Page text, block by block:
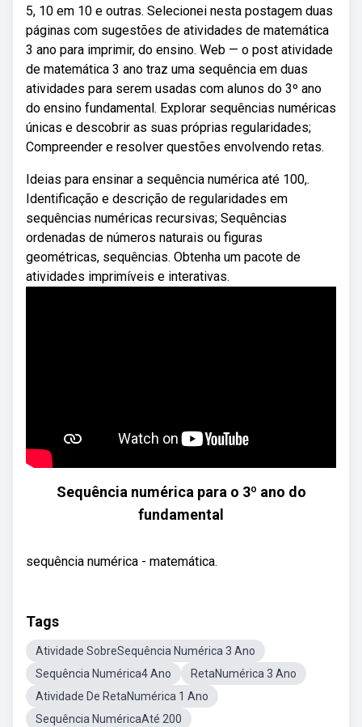
5, 10 em 10 e outras. Selecionei nesta postagem duas
páginas com sugestões de atividades de matemática
3 ano para imprimir, do ensino. Web — o post atividade
de matemática 3 ano traz uma sequência em duas
atividades para serem usadas com alunos do 3º ano
do ensino fundamental. Explorar sequências numéricas
únicas e descobrir as suas próprias regularidades;
Compreender e resolver questões envolvendo retas.
Ideias para ensinar a sequência numérica até 100,.
Identificação e descrição de regularidades em
sequências numéricas recursivas; Sequências
ordenadas de números naturais ou figuras
geométricas, sequências. Obtenha um pacote de
atividades imprimíveis e interativas.
Sequência numérica para o 3º ano do
fundamental
sequência numérica - matemática.
Tags
Atividade SobreSequência Numérica 3 Ano
Sequência Numérica4 Ano
RetaNumérica 3 Ano
Atividade De RetaNumérica 1 Ano
Sequência NuméricaAté 200